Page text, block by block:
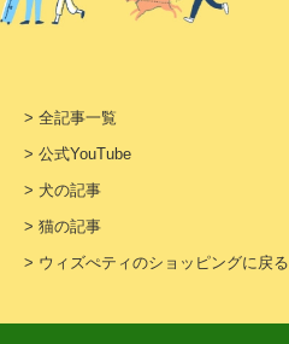
> 全記事一覧
> 公式YouTube
> 犬の記事
> 猫の記事
> ウィズぺティのショッピングに戻る